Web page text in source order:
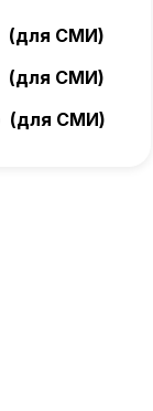
(для СМИ)
(для СМИ)
(для СМИ)